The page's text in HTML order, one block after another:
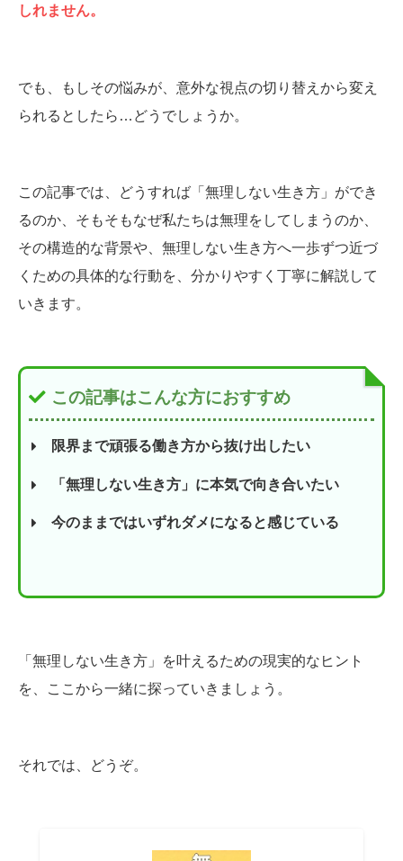
しれません。
でも、もしその悩みが、意外な視点の切り替えから変え
られるとしたら…どうでしょうか。
この記事では、どうすれば「無理しない生き方」ができ
るのか、そもそもなぜ私たちは無理をしてしまうのか、
その構造的な背景や、無理しない生き方へ一歩ずつ近づ
くための具体的な行動を、分かりやすく丁寧に解説して
いきます。
この記事はこんな方におすすめ
限界まで頑張る働き方から抜け出したい
「無理しない生き方」に本気で向き合いたい
今のままではいずれダメになると感じている
「無理しない生き方」を叶えるための現実的なヒント
を、ここから一緒に探っていきましょう。
それでは、どうぞ。